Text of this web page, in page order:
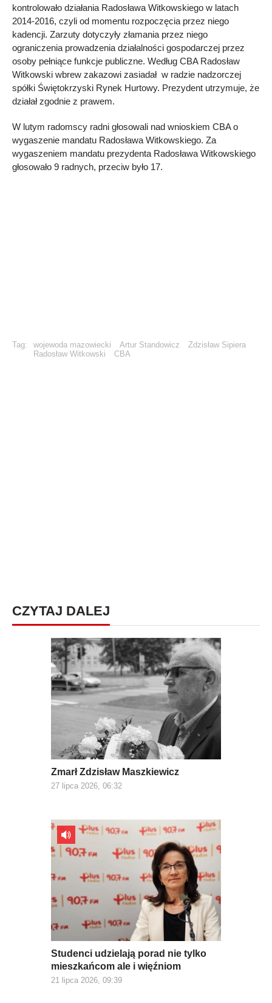
kontrolowało działania Radosława Witkowskiego w latach
2014-2016, czyli od momentu rozpoczęcia przez niego
kadencji. Zarzuty dotyczyły złamania przez niego
ograniczenia prowadzenia działalności gospodarczej przez
osoby pełniące funkcje publiczne. Według CBA Radosław
Witkowski wbrew zakazowi zasiadał w radzie nadzorczej
spółki Świętokrzyski Rynek Hurtowy. Prezydent utrzymuje, że
działał zgodnie z prawem.
W lutym radomscy radni głosowali nad wnioskiem CBA o
wygaszenie mandatu Radosława Witkowskiego. Za
wygaszeniem mandatu prezydenta Radosława Witkowskiego
głosowało 9 radnych, przeciw było 17.
Tag: wojewoda mazowiecki Artur Standowicz
Zdzisław Sipiera
Radosław Witkowski
CBA
CZYTAJ DALEJ
Zmarł Zdzisław Maszkiewicz
27 lipca 2026, 06:32
Studenci udzielają porad nie tylko
mieszkańcom ale i więźniom
21 lipca 2026, 09:39